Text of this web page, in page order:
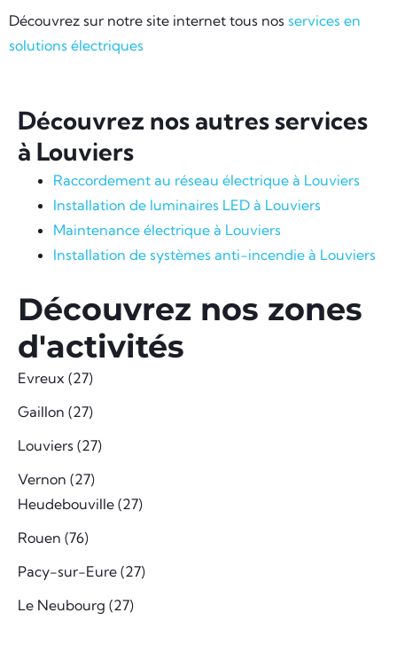
Découvrez sur notre site internet tous nos services en
solutions électriques
Découvrez nos autres services
à Louviers
Raccordement au réseau électrique à Louviers
Installation de luminaires LED à Louviers
Maintenance électrique à Louviers
Installation de systèmes anti-incendie à Louviers
Découvrez nos zones
d'activités
Evreux (27)
Gaillon (27)
Louviers (27)
Vernon (27)
Heudebouville (27)
Rouen (76)
Pacy-sur-Eure (27)
Le Neubourg (27)